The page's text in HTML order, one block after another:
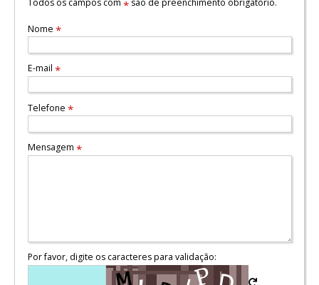
Todos os campos com *são de preenchimento obrigatório.
Nome *
E-mail *
Telefone *
Mensagem *
Por favor, digite os caracteres para validação: